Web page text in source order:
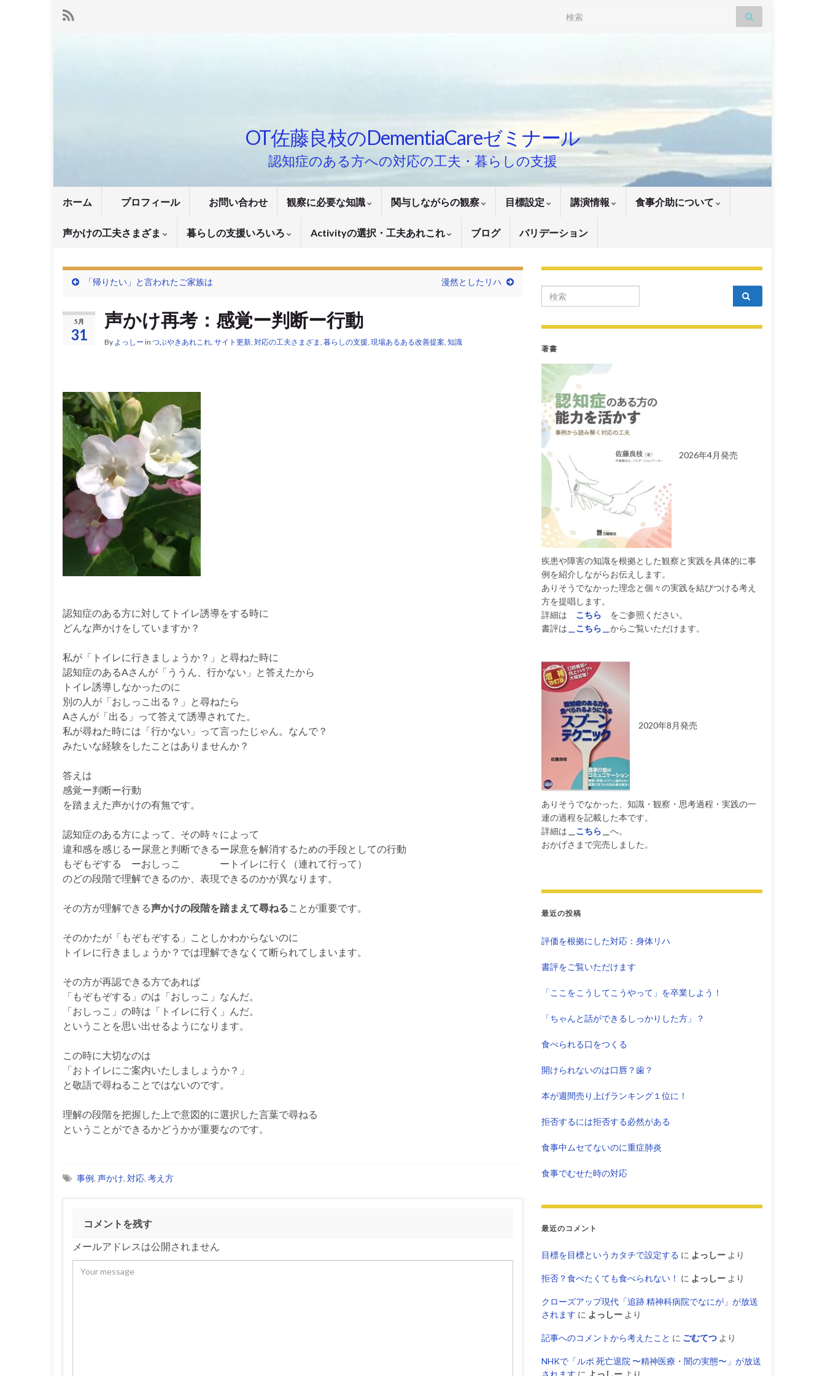
Search for:
OT佐藤良枝のDementiaCareゼミナール
認知症のある方への対応の工夫・暮らしの支援
ホーム プロフィール お問い合わせ 観察に必要な知識 関与しながらの観察 目標設定 講演情報 食事介助について
声かけの工夫さまざま 暮らしの支援いろいろ Activityの選択・工夫あれこれ ブログ バリデーション
「帰りたい」と言われたご家族は 漫然としたリハ
5月
31
声かけ再考：感覚ー判断ー行動
By よっしー in つぶやきあれこれ, サイト更新, 対応の工夫さまざま , 暮らしの支援, 現場あるある改善提案, 知識
認知症のある方に対してトイレ誘導をする時に
どんな声かけをしていますか？
私が「トイレに行きましょうか？」と尋ねた時に
認知症のあるAさんが「ううん、行かない」と答えたから
トイレ誘導しなかったのに
別の人が「おしっこ出る？」と尋ねたら
Aさんが「出る」って答えて誘導されてた。
私が尋ねた時には「行かない」って言ったじゃん。なんで？
みたいな経験をしたことはありませんか？
答えは
感覚ー判断ー行動
を踏まえた声かけの有無です。
認知症のある方によって、その時々によって
違和感を感じるー尿意と判断できるー尿意を解消するための手段としての行動
もぞもぞする ーおしっこ ートイレに行く（連れて行って）
のどの段階で理解できるのか、表現できるのかが異なります。
その方が理解できる声かけの段階を踏まえて尋ねることが重要です。
そのかたが「もぞもぞする」ことしかわからないのに
トイレに行きましょうか？では理解できなくて断られてしまいます。
その方が再認できる方であれば
「もぞもぞする」のは「おしっこ」なんだ。
「おしっこ」の時は「トイレに行く」んだ。
ということを思い出せるようになります。
この時に大切なのは
「おトイレにご案内いたしましょうか？」
と敬語で尋ねることではないのです。
理解の段階を把握した上で意図的に選択した言葉で尋ねる
ということができるかどうかが重要なのです。
事例, 声かけ, 対応, 考え方
コメントを残す
メールアドレスは公開されません
Search for:
著書
2026年4月発売
疾患や障害の知識を根拠とした観察と実践を具体的に事
例を紹介しながらお伝えします。
ありそうでなかった理念と個々の実践を結びつける考え
方を提唱します。
詳細は
こちら
をご参照ください。
書評は ＿こちら＿ からご覧いただけます。
2020年8月発売
ありそうでなかった、知識・観察・思考過程・実践の一
連の過程を記載した本です。
詳細は
こちら
へ。
おかげさまで完売しました。
最近の投稿
評価を根拠にした対応：身体リハ
書評をご覧いただけます
「ここをこうしてこうやって」を卒業しよう！
「ちゃんと話ができるしっかりした方」？
食べられる口をつくる
開けられないのは口唇？歯？
本が週間売り上げランキング１位に！
拒否するには拒否する必然がある
食事中ムセてないのに重症肺炎
食事でむせた時の対応
最近のコメント
目標を目標というカタチで設定する に よっしー より
拒否？食べたくても食べられない！ に よっしー より
クローズアップ現代「追跡 精神科病院でなにが」が放送
されます に よっしー より
記事へのコメントから考えたこと に ごむてつ より
NHKで「ルポ 死亡退院 〜精神医療・闇の実態〜」が放送
されます に よっしー より